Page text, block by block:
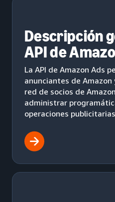
Descripción
API de
La API de Amazon Ads
anunciantes de
red de socios de
administrar
operaciones